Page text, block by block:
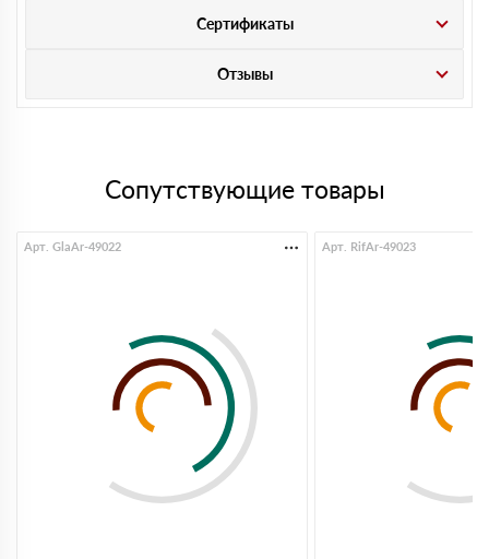
Сертификаты
Отзывы
Сопутствующие товары
Арт. GlaAr-49022 Арт. RifAr-49023